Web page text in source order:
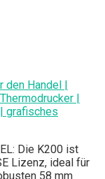
Handel |
|
grafisches
Die K200 ist
Lizenz, ideal für
58 mm